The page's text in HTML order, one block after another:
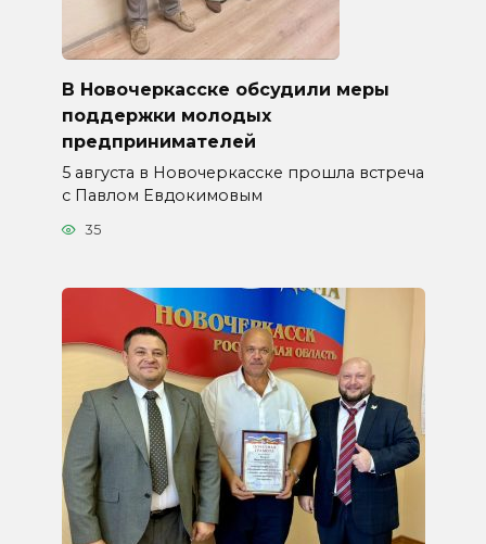
В Новочеркасске обсудили меры
поддержки молодых
предпринимателей
5 августа в Новочеркасске прошла встреча
с Павлом Евдокимовым
35